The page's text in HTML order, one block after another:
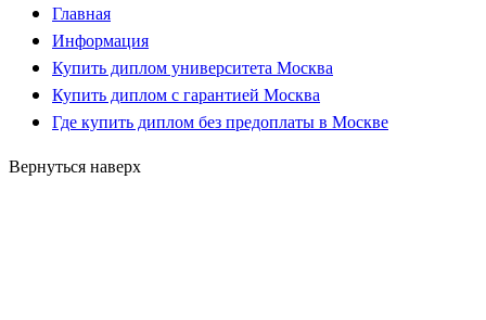
Главная
Информация
Купить диплом университета Москва
Купить диплом с гарантией Москва
Где купить диплом без предоплаты в Москве
Вернуться наверх